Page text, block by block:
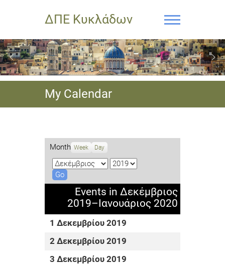
ΔΠΕ Κυκλάδων
My Calendar
Month Week Day
M
o
n
Y
a
r
Events in Δεκέμβριος
2019–Ιανουάριος 2020
1 Δεκεμβρίου 2019
2 Δεκεμβρίου 2019
3 Δεκεμβρίου 2019